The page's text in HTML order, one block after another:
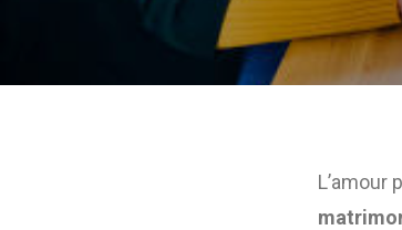
L’amour